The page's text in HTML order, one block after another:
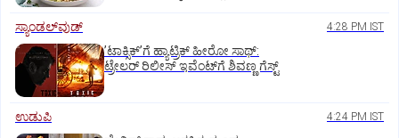
ಸ್ಯಾಂಡಲ್‌ವುಡ್‌ 4:28 PM IST
ʼಟಾಕ್ಸಿಕ್‌ʼಗೆ ಹ್ಯಾಟ್ರಿಕ್‌ ಹೀರೋ ಸಾಥ್:‌
ಟ್ರೇಲರ್‌ ರಿಲೀಸ್‌ ಇವೆಂಟ್‌ಗೆ ಶಿವಣ್ಣ ಗೆಸ್ಟ್
ಉಡುಪಿ 4:24 PM IST